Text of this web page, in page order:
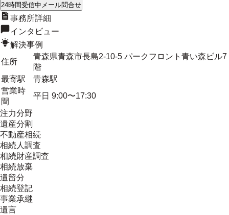
24時間受信中 メール問合せ
事務所詳細
インタビュー
解決事例
住所
青森県青森市長島2-10-5 パークフロント青い森ビル7
階
最寄駅
青森駅
営業時
間
平日 9:00〜17:30
注力分野
遺産分割
不動産相続
相続人調査
相続財産調査
相続放棄
遺留分
相続登記
事業承継
遺言